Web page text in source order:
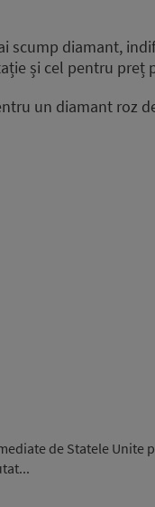
scump diamant,
și cel pentru preț
un diamant roz
de Statele Unite